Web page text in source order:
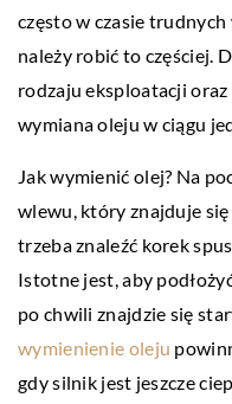
często w czasie
należy robić to częściej.
rodzaju eksploatacji
wymiana oleju w ciągu
Jak wymienić olej? Na
wlewu, który znajduje
trzeba znaleźć korek
Istotne jest, aby
po chwili znajdzie się
wymienienie oleju
gdy silnik jest jeszcze